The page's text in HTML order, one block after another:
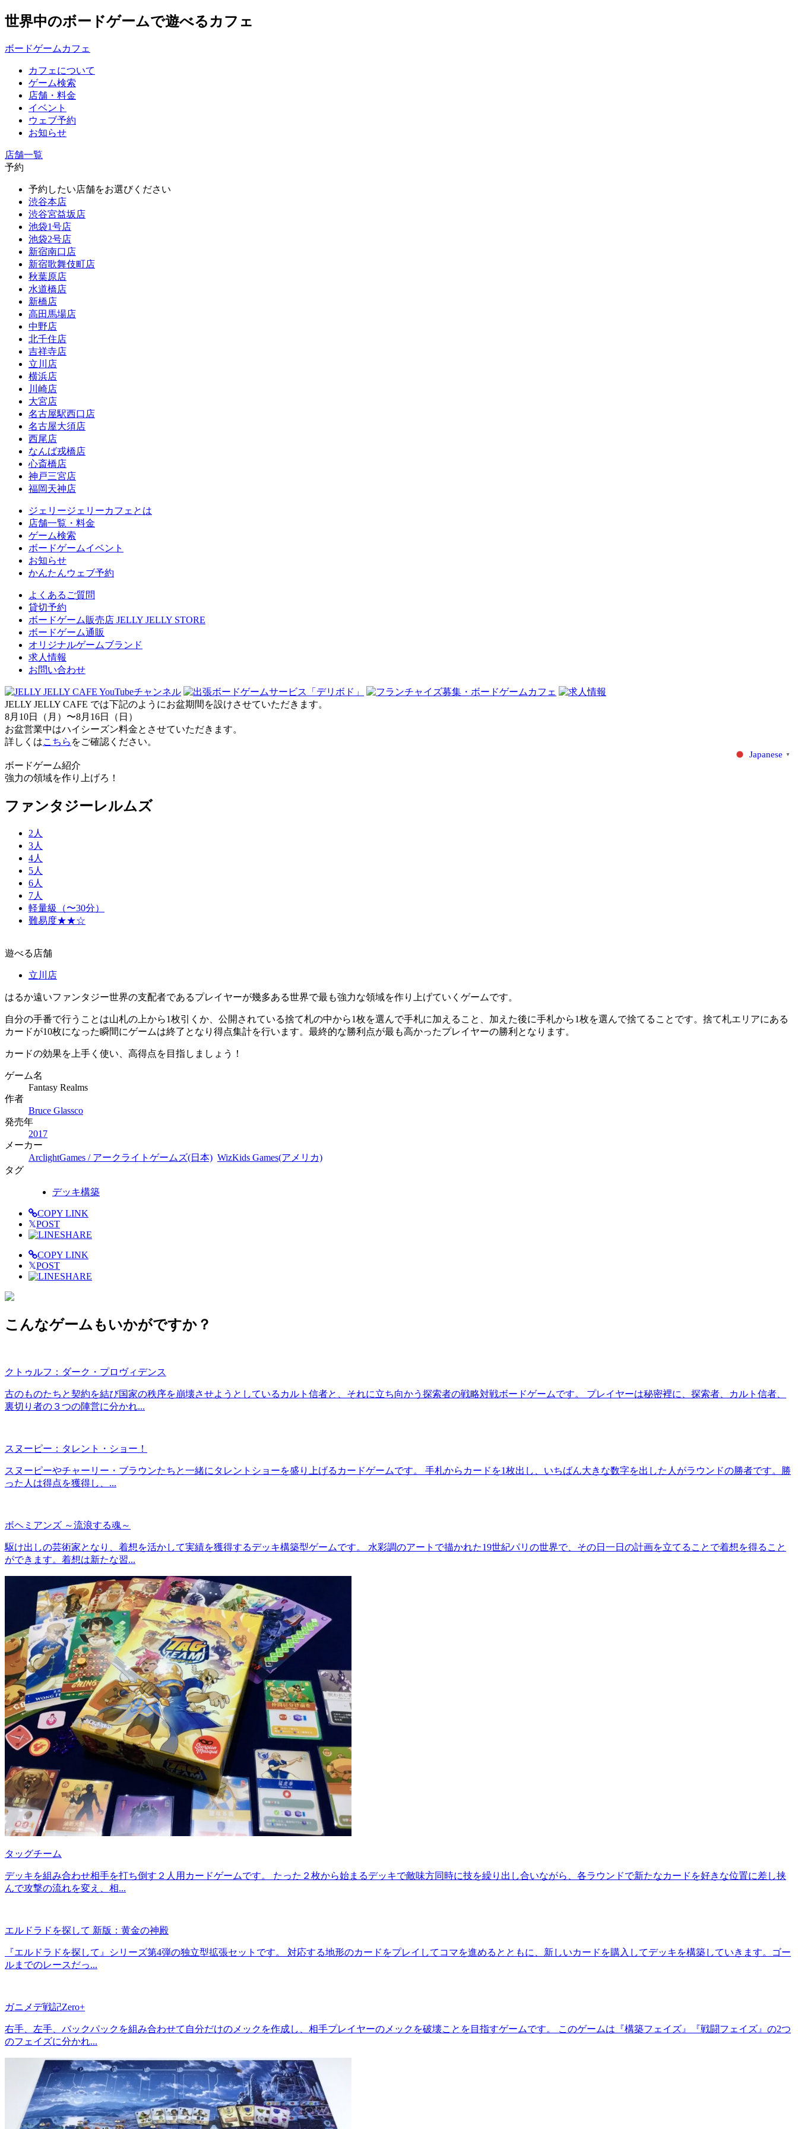
世界中のボードゲームで遊べるカフェ
ボードゲームカフェ
カフェについて
ゲーム検索
店舗・料金
イベント
ウェブ予約
お知らせ
店舗一覧
予約
予約したい店舗をお選びください
渋谷本店
渋谷宮益坂店
池袋1号店
池袋2号店
新宿南口店
新宿歌舞伎町店
秋葉原店
水道橋店
新橋店
高田馬場店
中野店
北千住店
吉祥寺店
立川店
横浜店
川崎店
大宮店
名古屋駅西口店
名古屋大須店
西尾店
なんば戎橋店
心斎橋店
神戸三宮店
福岡天神店
ジェリージェリーカフェとは
店舗一覧・料金
ゲーム検索
ボードゲームイベント
お知らせ
かんたんウェブ予約
よくあるご質問
貸切予約
ボードゲーム販売店 JELLY JELLY STORE
ボードゲーム通販
オリジナルゲームブランド
求人情報
お問い合わせ
JELLY JELLY CAFE では下記のようにお盆期間を設けさせていただきます。
8月10日（月）〜8月16日（日）
お盆営業中はハイシーズン料金とさせていただきます。
詳しくはこちら をご確認ください。
Japanese ▼
ボードゲーム紹介
強力の領域を作り上げろ！
ファンタジーレルムズ
2人
3人
4人
5人
6人
7人
軽量級（〜30分）
難易度★★☆
遊べる店舗
立川店
はるか遠いファンタジー世界の支配者であるプレイヤーが幾多ある世界で最も強力な領域を作り上げていくゲームです。
自分の手番で行うことは山札の上から1枚引くか、公開されている捨て札の中から1枚を選んで手札に加えること、加えた後に手札から1枚を選んで捨てることです。捨て札エリアにある
カードが10枚になった瞬間にゲームは終了となり得点集計を行います。最終的な勝利点が最も高かったプレイヤーの勝利となります。
カードの効果を上手く使い、高得点を目指しましょう！
ゲーム名
Fantasy Realms
作者
Bruce Glassco
発売年
2017
メーカー
ArclightGames / アークライトゲームズ(日本) WizKids Games(アメリカ)
タグ
デッキ構築
COPY LINK
𝕏POST
SHARE
COPY LINK
𝕏POST
SHARE
こんなゲームもいかがですか？
クトゥルフ：ダーク・プロヴィデンス
古のものたちと契約を結び国家の秩序を崩壊させようとしているカルト信者と、それに立ち向かう探索者の戦略対戦ボードゲームです。 プレイヤーは秘密裡に、探索者、カルト信者、
裏切り者の３つの陣営に分かれ...
スヌーピー：タレント・ショー！
スヌーピーやチャーリー・ブラウンたちと一緒にタレントショーを盛り上げるカードゲームです。 手札からカードを1枚出し、いちばん大きな数字を出した人がラウンドの勝者です。勝
った人は得点を獲得し、...
ボヘミアンズ ～流浪する魂～
駆け出しの芸術家となり、着想を活かして実績を獲得するデッキ構築型ゲームです。 水彩調のアートで描かれた19世紀パリの世界で、その日一日の計画を立てることで着想を得ること
ができます。着想は新たな習...
タッグチーム
デッキを組み合わせ相手を打ち倒す２人用カードゲームです。 たった２枚から始まるデッキで敵味方同時に技を繰り出し合いながら、各ラウンドで新たなカードを好きな位置に差し挟
んで攻撃の流れを変え、相...
エルドラドを探して 新版：黄金の神殿
『エルドラドを探して』シリーズ第4弾の独立型拡張セットです。 対応する地形のカードをプレイしてコマを進めるとともに、新しいカードを購入してデッキを構築していきます。ゴー
ルまでのレースだっ...
ガニメデ戦記Zero+
右手、左手、バックパックを組み合わせて自分だけのメックを作成し、相手プレイヤーのメックを破壊ことを目指すゲームです。 このゲームは『構築フェイズ』『戦闘フェイズ』の2つ
のフェイズに分かれ...